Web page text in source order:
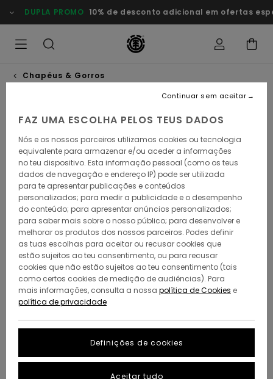
para
a
DUPLA PROMO 10% de desconto adicional em ofertas
Chapéus & Gorros
FAZ UMA ESCOLHA PELOS TEUS DADOS
Nós e os nossos parceiros utilizamos cookies ou tecnologia
equivalente para armazenar e/ou aceder a informações
no teu dispositivo. Esta informação pessoal (como os teus
dados de navegação e endereço IP) pode ser utilizada
para te apresentar publicações e conteúdos
personalizados; para medir a publicidade e o desempenho
do conteúdo; para apresentar anúncios personalizados;
para saber mais sobre o nosso público; para desenvolver e
melhorar os produtos dos nossos parceiros. Podes definir
as tuas escolhas para aceitar ou recusar cookies que
estão sujeitos ao teu consentimento, ou para recusar
cookies que não estão sujeitos ao teu consentimento (tais
como certos cookies de medição de audiências). Para
mais informações, consulta a nossa política de Cookies e
política de privacidade
Definições de cookies
Continuar sem aceitar
Aceitar tudo